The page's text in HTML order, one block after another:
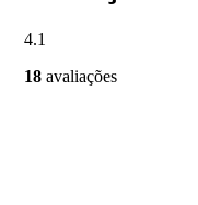
4.1
18 avaliações